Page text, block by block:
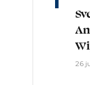
26